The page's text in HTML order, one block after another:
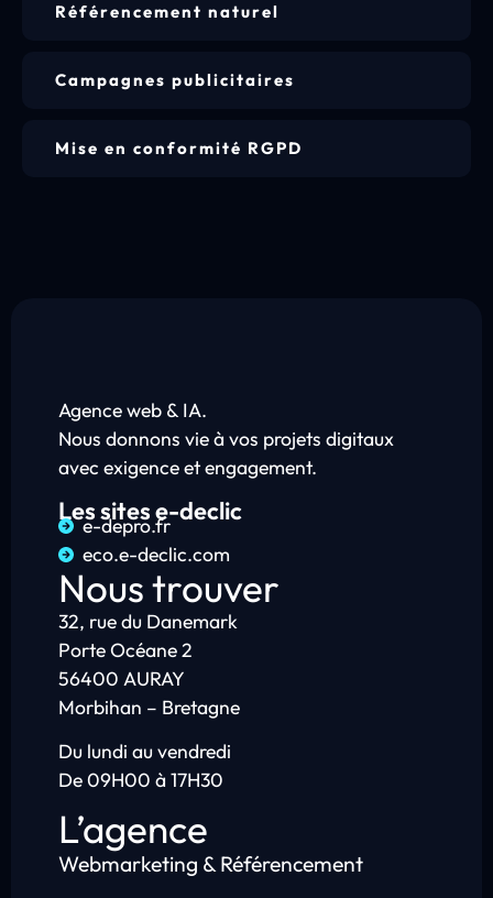
Référencement naturel
Campagnes publicitaires
Mise en conformité RGPD
Agence web & IA.
Nous donnons vie à vos projets digitaux
avec exigence et engagement.
Les sites e-declic
e-depro.fr
eco.e-declic.com
Nous trouver
32, rue du Danemark
Porte Océane 2
56400 AURAY
Morbihan – Bretagne
Du lundi au vendredi
De 09H00 à 17H30
L’agence
Webmarketing & Référencement